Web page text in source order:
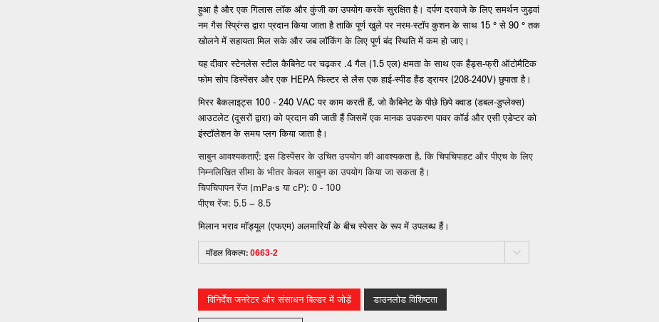
हुआ है और एक गिलास लॉक और कुंजी का उपयोग करके सुरक्षित है। दर्पण दरवाजे के लिए समर्थन जुड़वां
नम गैस स्प्रिंग्स द्वारा प्रदान किया जाता है ताकि पूर्ण खुले पर नरम-स्टॉप कुशन के साथ 15 ° से 90 ° तक
खोलने में सहायता मिल सके और जब लॉकिंग के लिए पूर्ण बंद स्थिति में कम हो जाए।
यह दीवार स्टेनलेस स्टील कैबिनेट पर चढ़कर .4 गैल (1.5 एल) क्षमता के साथ एक हैंड्स-फ्री ऑटोमैटिक
फोम सोप डिस्पेंसर और एक HEPA फिल्टर से लैस एक हाई-स्पीड हैंड ड्रायर (208-240V) छुपाता है।
मिरर बैकलाइट्स 100 - 240 VAC पर काम करती हैं, जो कैबिनेट के पीछे छिपे क्वाड (डबल-डुप्लेक्स)
आउटलेट (दूसरों द्वारा) को प्रदान की जाती हैं जिसमें एक मानक उपकरण पावर कॉर्ड और एसी एडेप्टर को
इंस्टॉलेशन के समय प्लग किया जाता है।
साबुन आवश्यकताएँ: इस डिस्पेंसर के उचित उपयोग की आवश्यकता है, कि चिपचिपाहट और पीएच के लिए
निम्नलिखित सीमा के भीतर केवल साबुन का उपयोग किया जा सकता है।
चिपचिपापन रेंज (mPa·s या cP): 0 - 100
पीएच रेंज: 5.5 ~ 8.5
मिलान भराव मॉड्यूल (एफएम) अलमारियाँ के बीच स्पेसर के रूप में उपलब्ध हैं।
मॉडल विकल्प:0663-2
विनिर्देश जनरेटर और संसाधन बिल्डर में जोड़ें डाउनलोड विशिष्टता